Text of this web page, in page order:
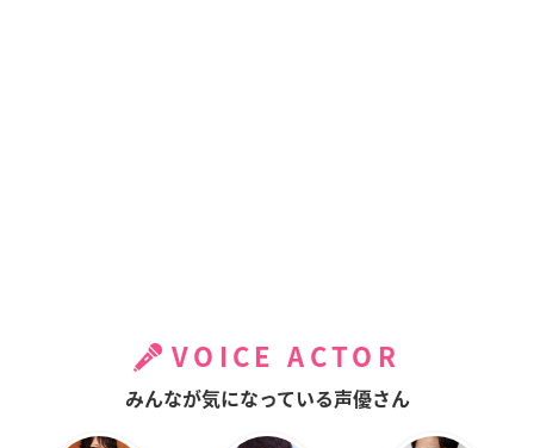
VOICE ACTOR
みんなが気になっている声優さん